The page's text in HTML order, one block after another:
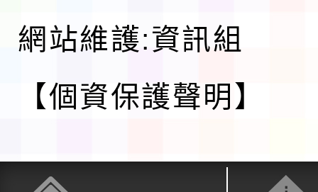
網站維護:資訊組
【個資保護聲明】